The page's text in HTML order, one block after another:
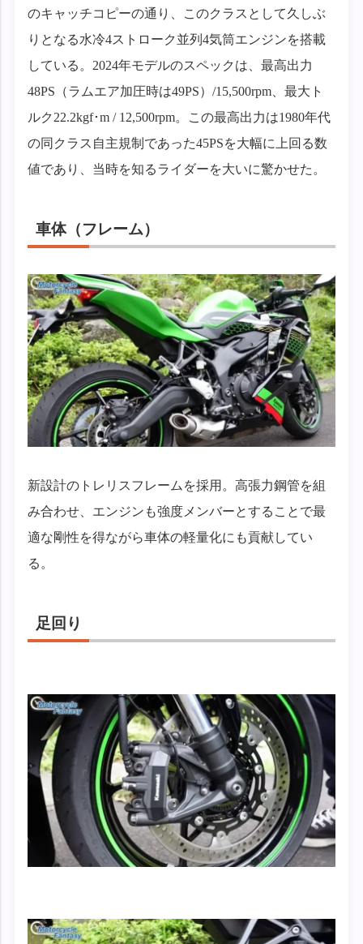
のキャッチコピーの通り、このクラスとして久しぶ
りとなる水冷4ストローク並列4気筒エンジンを搭載
している。2024年モデルのスペックは、最高出力
48PS（ラムエア加圧時は49PS）/15,500rpm、最大ト
ルク22.2kgf･m / 12,500rpm。この最高出力は1980年代
の同クラス自主規制であった45PSを大幅に上回る数
値であり、当時を知るライダーを大いに驚かせた。
車体（フレーム）
新設計のトレリスフレームを採用。高張力鋼管を組
み合わせ、エンジンも強度メンバーとすることで最
適な剛性を得ながら車体の軽量化にも貢献してい
る。
足回り